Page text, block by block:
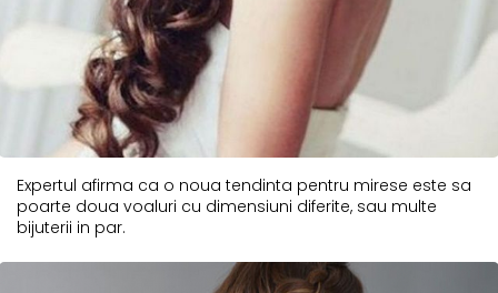
Expertul afirma ca o noua tendinta pentru mirese este sa
poarte doua voaluri cu dimensiuni diferite, sau multe
bijuterii in par.